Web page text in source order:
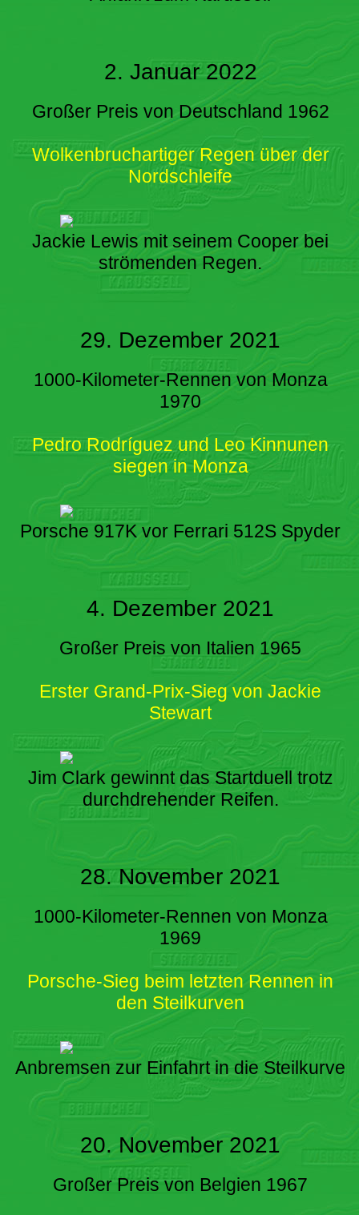
2. Januar 2022
Großer Preis von Deutschland 1962
Wolkenbruchartiger Regen über der
Nordschleife
Jackie Lewis mit seinem Cooper bei
strömenden Regen.
29. Dezember 2021
1000-Kilometer-Rennen von Monza
1970
Pedro Rodríguez und Leo Kinnunen
siegen in Monza
Porsche 917K vor Ferrari 512S Spyder
4. Dezember 2021
Großer Preis von Italien 1965
Erster Grand-Prix-Sieg von Jackie
Stewart
Jim Clark gewinnt das Startduell trotz
durchdrehender Reifen.
28. November 2021
1000-Kilometer-Rennen von Monza
1969
Porsche-Sieg beim letzten Rennen in
den Steilkurven
Anbremsen zur Einfahrt in die Steilkurve
20. November 2021
Großer Preis von Belgien 1967